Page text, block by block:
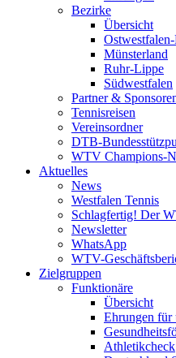
Bezirke
Übersicht
Münsterland
Ruhr-Lippe
Südwestfalen
Partner &
Tennisreisen
Vereinsordner
DTB-
WTV Champions-
Aktuelles
News
Westfalen Tennis
Schlagfertig! Der
Newsletter
WhatsApp
WTV-
Zielgruppen
Funktionäre
Übersicht
Ehrungen für
Athletikcheck